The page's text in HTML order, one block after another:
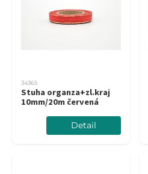
34365
Stuha organza+zl.kraj
10mm/20m červená
Detail